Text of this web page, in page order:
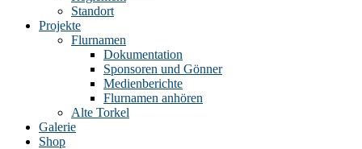
Standort
Projekte
Flurnamen
Dokumentation
Sponsoren und Gönner
Medienberichte
Flurnamen anhören
Alte Torkel
Galerie
Shop